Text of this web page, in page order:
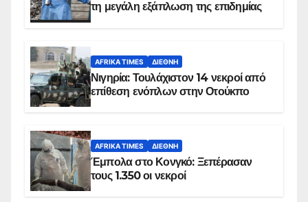
τη μεγάλη εξάπλωση της επιδημίας
AFRIKA TIMES ΔΙΕΘΝΉ
Νιγηρία: Τουλάχιστον 14 νεκροί από
επίθεση ενόπλων στην Οτούκπο
AFRIKA TIMES ΔΙΕΘΝΉ
Έμπολα στο Κονγκό: Ξεπέρασαν
τους 1.350 οι νεκροί